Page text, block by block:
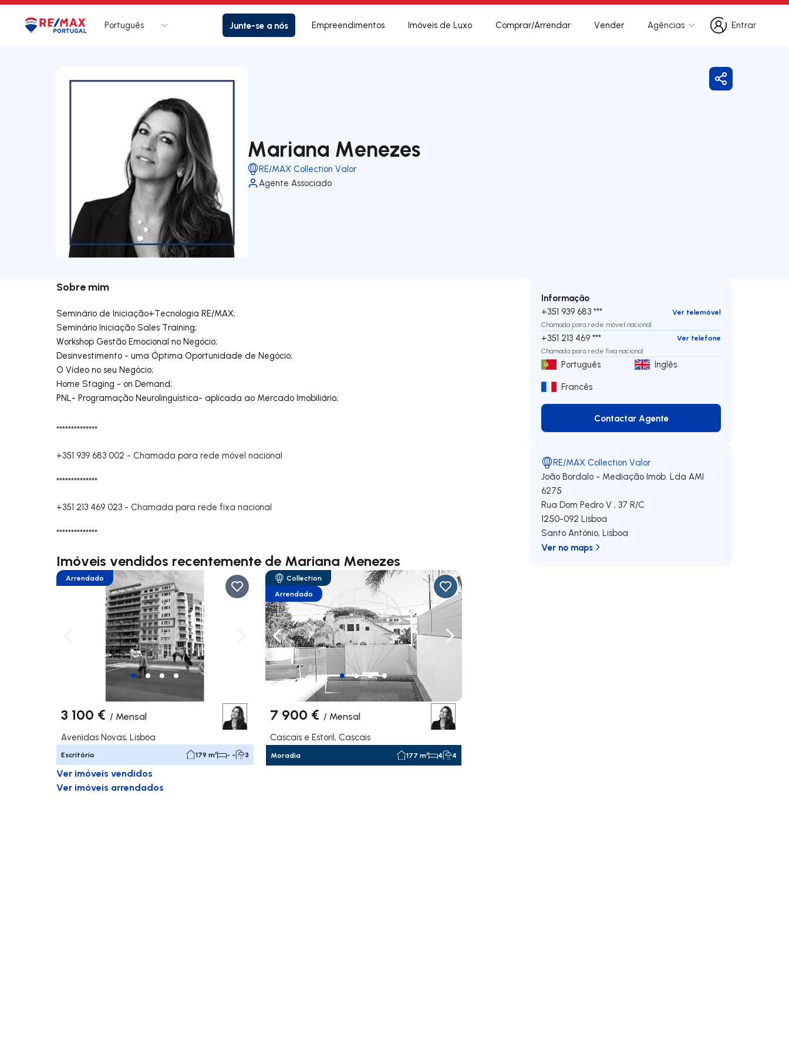
Logo Ir para página inicial
Português Junte-se a nós Empreendimentos Imóveis de Luxo Comprar/Arrendar Vender Agências
Entrar
Entrar
Mariana Menezes
RE/MAX Collection Valor
Agente Associado
Partilhar
Sobre mim
Seminário de Iniciação+Tecnologia RE/MAX;
Seminário Iniciação Sales Training;
Workshop Gestão Emocional no Negócio;
Desinvestimento - uma Óptima Oportunidade de Negócio;
O Vídeo no seu Negócio;
Home Staging - on Demand;
PNL- Programação Neurolinguística- aplicada ao Mercado Imobiliário;
**************
+351 939 683 002 - Chamada para rede móvel nacional
**************
+351 213 469 023 - Chamada para rede fixa nacional
**************
Imóveis vendidos recentemente de Mariana Menezes
Navegação para a esquerda Navegação para a direita
Arrendado
3 100 € / Mensal
Avenidas Novas, Lisboa
Escritório 179 m² - - 3
Navegação para a esquerda Navegação para a direita
Collection
Arrendado
7 900 € / Mensal
Cascais e Estoril, Cascais
Moradia 177 m² 4 4
Ver imóveis vendidos
Ver imóveis arrendados
Informação
+351 939 683 ***
Ver telemóvel
Chamada para rede móvel nacional
+351 213 469 ***
Ver telefone
Chamada para rede fixa nacional
Português
Inglês
Francês
Contactar Agente
Contactar Agente
RE/MAX Collection Valor
João Bordalo - Mediação Imob. Lda AMI
6275
Rua Dom Pedro V , 37 R/C
1250-092 Lisboa
Santo António,Lisboa
Ver no maps